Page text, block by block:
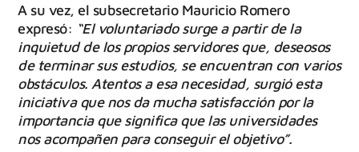
A su vez, el subsecretario Mauricio Romero
expresó: “El voluntariado surge a partir de la
inquietud de los propios servidores que, deseosos
de terminar sus estudios, se encuentran con varios
obstáculos. Atentos a esa necesidad, surgió esta
iniciativa que nos da mucha satisfacción por la
importancia que significa que las universidades
nos acompañen para conseguir el objetivo”.